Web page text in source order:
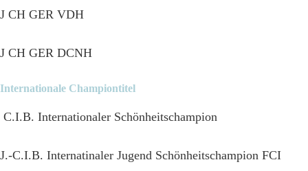
J CH GER VDH
J CH GER DCNH
Internationale Championtitel
C.I.B. Internationaler Schönheitschampion
J.-C.I.B. Internatinaler Jugend Schönheitschampion FCI